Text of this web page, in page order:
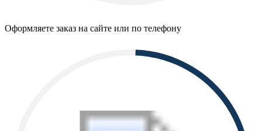
Оформляете заказ на сайте или по телефону